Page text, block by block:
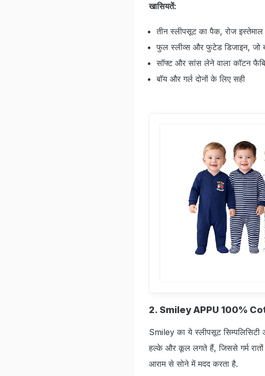
खासियतें:
तीन स्लीपसूट का पैक, रोज इस्तेमाल
फुल स्लीव्स और फुटेड डिजाइन, जो
सॉफ्ट और सांस लेने वाला कॉटन
बॉय और गर्ल दोनों के लिए सही
2. Smiley APPU 100%
Smiley का ये स्लीपसूट
हल्के और कूल लगते हैं, जिससे गर्म
आराम से सोने में मदद करता है.